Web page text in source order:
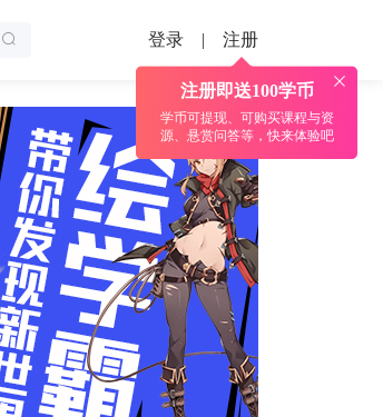
登录 |
注册即送100学币
学币可提现、可购买课程与资
源、悬赏问答等，快来体验吧
注册